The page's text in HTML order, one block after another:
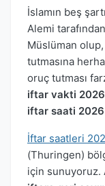
İslamın beş
Alemi
Müslüman
tutmasına
oruç tutması
iftar vakti 2026
iftar saati 2026
İftar saatleri
(Thuringen)
için sunuyoruz.